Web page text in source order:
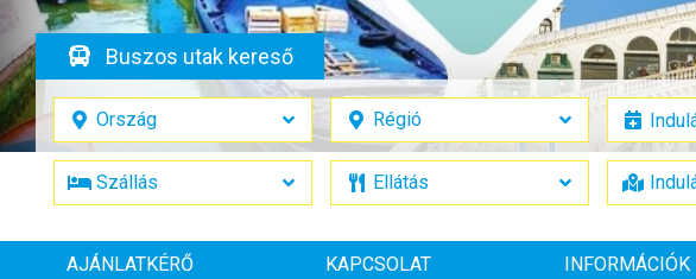
Buszos utak kereső
AJÁNLATKÉRŐ KAPCSOLAT INFORMÁCIÓK